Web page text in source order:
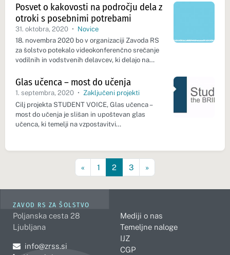
Posvet o kakovosti na področju dela z
otroki s posebnimi potrebami
31. oktobra, 2020 • Novice
18. novembra 2020 bo v organizaciji Zavoda RS
za šolstvo potekalo videokonferenčno srečanje
vodilnih in vodstvenih delavcev, ki delajo na…
Glas učenca – most do učenja
1. septembra, 2020 • Zaključeni projekti
Cilj projekta STUDENT VOICE, Glas učenca –
most do učenja je slišan in upoštevan glas
učenca, ki temelji na vzpostavitvi…
« 1 2 3 »
ZAVOD RS ZA ŠOLSTVO
Poljanska cesta 28
Ljubljana
Pošljite e-mail na
info@zrss.si
Mediji o nas
Temeljne naloge
IJZ
CGP